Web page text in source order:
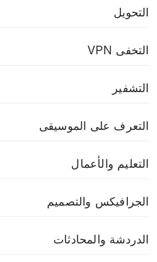
التحويل
التخفى VPN
التشفير
التعرف على الموسيقى
التعليم والأعمال
الجرافيكس والتصميم
الدردشة والمحادثات